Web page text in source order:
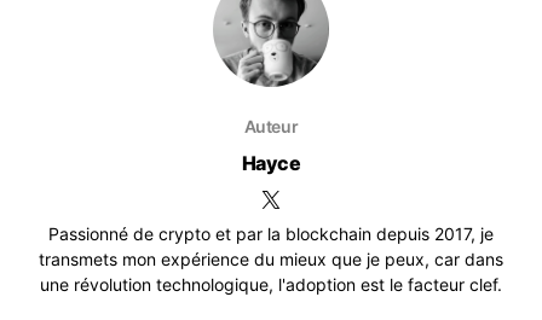
Auteur
Hayce
Passionné de crypto et par la blockchain depuis 2017, je
transmets mon expérience du mieux que je peux, car dans
une révolution technologique, l'adoption est le facteur clef.